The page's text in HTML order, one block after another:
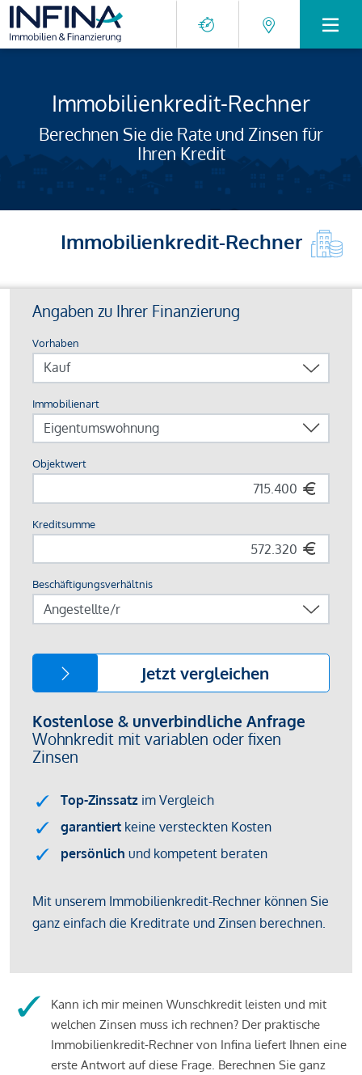
Immobilienkredit-Rechner
Berechnen Sie die Rate und Zinsen für
Ihren Kredit
Immobilienkredit-Rechner
Kann ich mir meinen Wunschkredit leisten und mit
welchen Zinsen muss ich rechnen? Der praktische
Immobilienkredit-Rechner von Infina liefert Ihnen eine
erste Antwort auf diese Frage. Berechnen Sie ganz